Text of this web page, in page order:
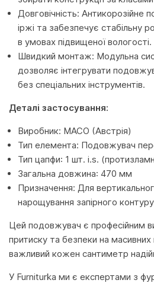
Довговічність: Антикорозійне
іржі та забезпечує стабільну
в умовах підвищеної вологості.
Швидкий монтаж: Модульна
дозволяє інтегрувати
без спеціальних інструментів.
Деталі застосування:
Виробник: MACO (Австрія)
Тип елемента: Подовжувач
Тип цапфи: 1 шт. i.s.
Загальна довжина: 470 мм
Призначення: Для
нарощування запірного контуру
Цей подовжувач є професійним
притиску та безпеки на масивних
важливий кожен сантиметр
У Furniturka ми є експертами з